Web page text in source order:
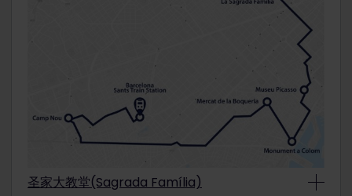
圣家大教堂(Sagrada Família)